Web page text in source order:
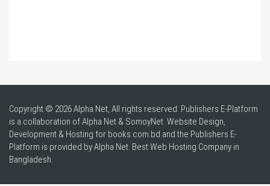
Copyright © 2026 Alpha Net, All rights reserved. Publishers E-Platform
is a collaboration of Alpha Net & SomoyNet. Website Design,
Development & Hosting for books.com.bd and the Publishers E-
Platform is provided by Alpha Net. BestWeb Hosting Company in
Bangladesh.